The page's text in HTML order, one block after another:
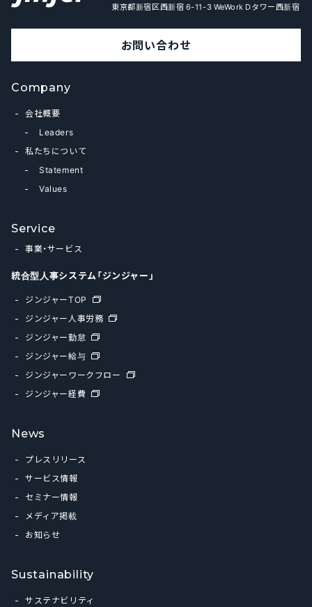
東京都新宿区西新宿 6-11-3 WeWork Dタワー西新宿
お問い合わせ
Company
会社概要
Leaders
私たちについて
Statement
Values
Service
事業・サービス
統合型人事システム「ジンジャー」
ジンジャーTOP
ジンジャー人事労務
ジンジャー勤怠
ジンジャー給与
ジンジャーワークフロー
ジンジャー経費
News
プレスリリース
サービス情報
セミナー情報
メディア掲載
お知らせ
Sustainability
サステナビリティ